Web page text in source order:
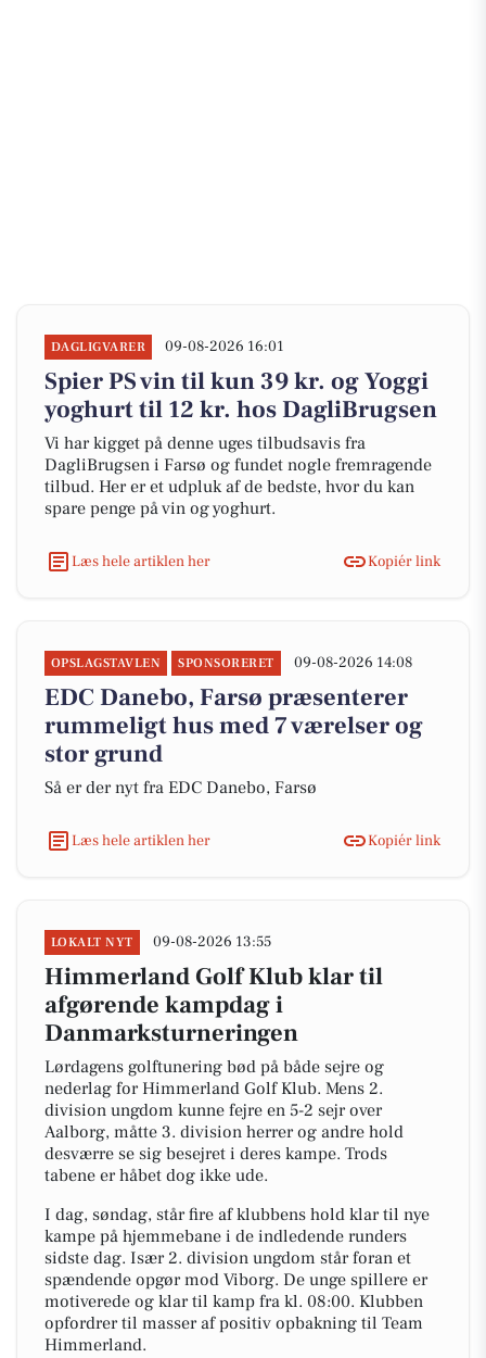
DAGLIGVARER 09-08-2026 16:01
Spier PS vin til kun 39 kr. og Yoggi
yoghurt til 12 kr. hos DagliBrugsen
Vi har kigget på denne uges tilbudsavis fra
DagliBrugsen i Farsø og fundet nogle fremragende
tilbud. Her er et udpluk af de bedste, hvor du kan
spare penge på vin og yoghurt.
Læs hele artiklen her Kopiér link
OPSLAGSTAVLEN SPONSORERET 09-08-2026 14:08
EDC Danebo, Farsø præsenterer
rummeligt hus med 7 værelser og
stor grund
Så er der nyt fra EDC Danebo, Farsø
Læs hele artiklen her Kopiér link
LOKALT NYT 09-08-2026 13:55
Himmerland Golf Klub klar til
afgørende kampdag i
Danmarksturneringen
Lørdagens golftunering bød på både sejre og
nederlag for Himmerland Golf Klub. Mens 2.
division ungdom kunne fejre en 5-2 sejr over
Aalborg, måtte 3. division herrer og andre hold
desværre se sig besejret i deres kampe. Trods
tabene er håbet dog ikke ude.
I dag, søndag, står fire af klubbens hold klar til nye
kampe på hjemmebane i de indledende runders
sidste dag. Især 2. division ungdom står foran et
spændende opgør mod Viborg. De unge spillere er
motiverede og klar til kamp fra kl. 08:00. Klubben
opfordrer til masser af positiv opbakning til Team
Himmerland.